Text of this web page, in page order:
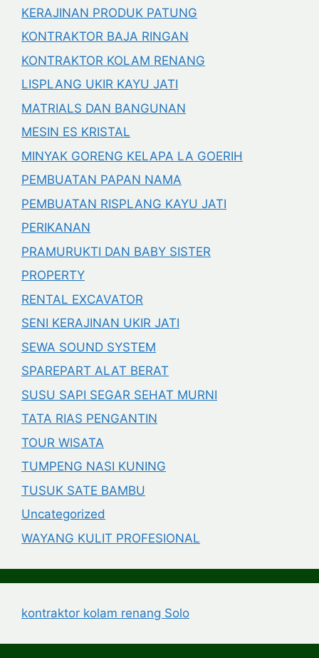
KERAJINAN PRODUK PATUNG
KONTRAKTOR BAJA RINGAN
KONTRAKTOR KOLAM RENANG
LISPLANG UKIR KAYU JATI
MATRIALS DAN BANGUNAN
MESIN ES KRISTAL
MINYAK GORENG KELAPA LA GOERIH
PEMBUATAN PAPAN NAMA
PEMBUATAN RISPLANG KAYU JATI
PERIKANAN
PRAMURUKTI DAN BABY SISTER
PROPERTY
RENTAL EXCAVATOR
SENI KERAJINAN UKIR JATI
SEWA SOUND SYSTEM
SPAREPART ALAT BERAT
SUSU SAPI SEGAR SEHAT MURNI
TATA RIAS PENGANTIN
TOUR WISATA
TUMPENG NASI KUNING
TUSUK SATE BAMBU
Uncategorized
WAYANG KULIT PROFESIONAL
kontraktor kolam renang Solo